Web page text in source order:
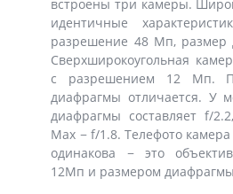
встроены три камеры.
идентичные
разрешение 48 Мп, размер
Сверхширокоугольная
с разрешением 12 Мп.
диафрагмы отличается. У
диафрагмы составляет f/
Max − f/1.8. Телефото
одинакова − это
12Мп и размером